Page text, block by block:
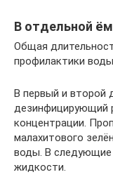
В отдельной
Общая
профилактики
В первый и второй
дезинфицирующий
концентрации.
малахитового
воды. В
жидкости.